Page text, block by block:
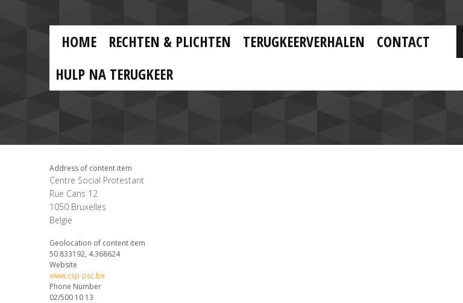
MAIN
MENU
NL
HOME RECHTEN & PLICHTEN TERUGKEERVERHALEN CONTACT
HULP NA TERUGKEER
Address of content item
Centre Social Protestant
Rue Cans 12
1050 Bruxelles
België
Geolocation of content item
50.833192, 4.368624
Website
www.csp-psc.be
Phone Number
02/500 10 13